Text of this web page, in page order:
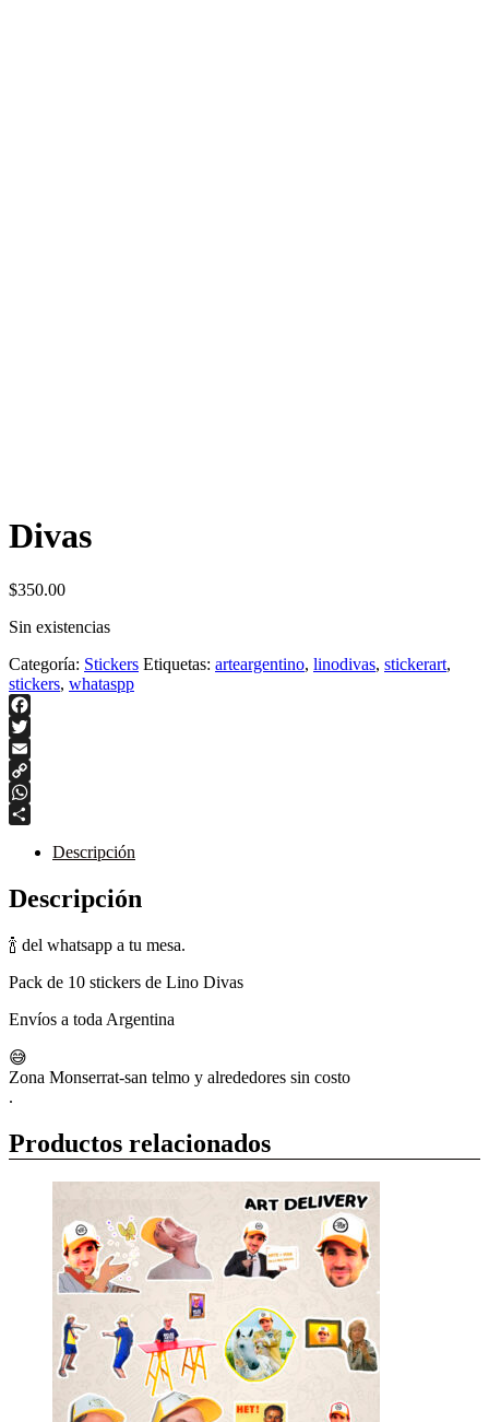
Divas
$350.00
Sin existencias
Categoría: Stickers Etiquetas: arteargentino, linodivas, stickerart,
stickers, whataspp
Facebook
Twitter
Email
Copy
Link
WhatsApp
Descripción
Descripción
🍾 del whatsapp a tu mesa.
Pack de 10 stickers de Lino Divas
Envíos a toda Argentina
😅
Zona Monserrat-san telmo y alrededores sin costo
.
Productos relacionados